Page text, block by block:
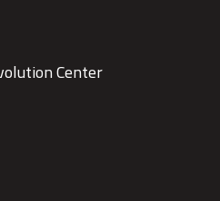
Center